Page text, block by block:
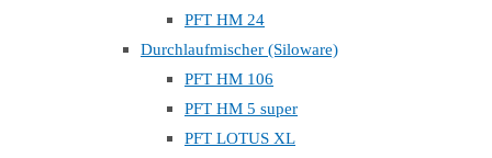
PFT HM 24
Durchlaufmischer (Siloware)
PFT HM 106
PFT HM 5 super
PFT LOTUS XL